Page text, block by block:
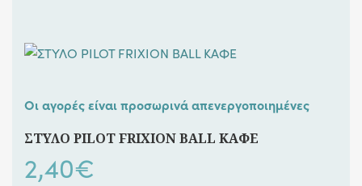
Οι αγορές είναι προσωρινά απενεργοποιημένες
ΣΤΥΛΟ PILOT FRIXION BALL ΚΑΦΕ
2,40€